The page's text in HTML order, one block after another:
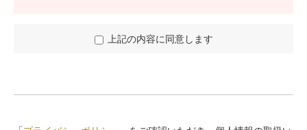
上記の内容に同意します